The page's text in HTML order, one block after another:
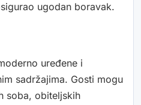
ugodan boravak.
uređene i
sadržajima. Gosti mogu
soba, obiteljskih